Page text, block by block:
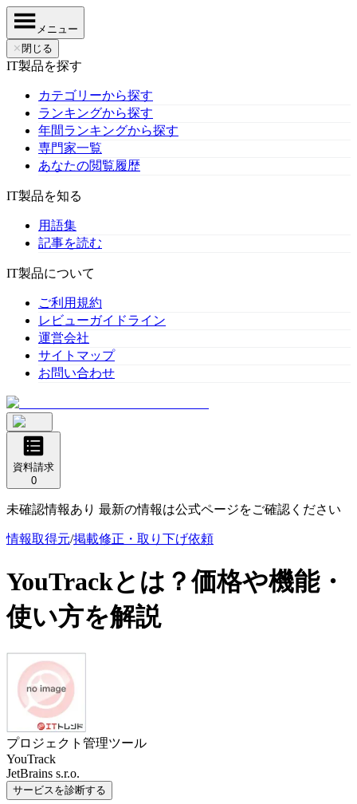
メニュー
✕ 閉じる
IT製品を探す
カテゴリーから探す
ランキングから探す
年間ランキングから探す
専門家一覧
あなたの閲覧履歴
IT製品を知る
用語集
記事を読む
IT製品について
ご利用規約
レビューガイドライン
運営会社
サイトマップ
お問い合わせ
資料請求
0
未確認情報あり 最新の情報は公式ページをご確認ください
情報取得元/掲載修正・取り下げ依頼
YouTrackとは？価格や機能・
使い方を解説
プロジェクト管理ツール
YouTrack
JetBrains s.r.o.
サービスを診断する